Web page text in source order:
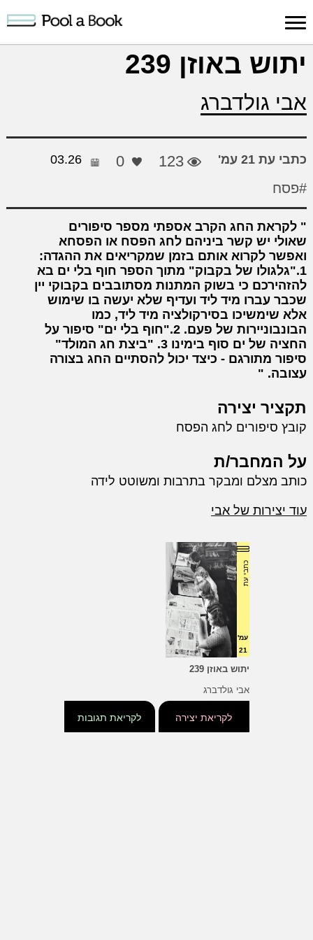
כניסה למערכת
יצירה
חיפוש
יצירה
יתוש באוזן 239
אבי גולדברג
כתבי עת 21 עמ' 123
0
03.26
#פסח
לקראת החג הקרב אספתי מספר סיפורים
שאולי יש קשר ביניהם לחג הפסח או הפסחא
ואפשר לקרוא אותם בזמן שמקריאים את ההגדה:
1."גלגולו של בקבוק" מתוך הספר חוף בלי ים בא
להזהירכם כי בשוק המתנות מסתובבים בקבוקי יין
שכבר עברו מיד ליד ועדיף שלא יעשה בו שימוש
אלא שימשיכו בסירקולציה מיד ליד, כמו
הבונבוניירות של פעם. 2."חוף בלי ים" סיפור על
החציה של ים סוף בימינו 3. "ביצת חג המולד"
סיפור מתורגם - כיצד יכול להסתיים החג בצורה
עצובה.
תקציר יצירה
קובץ סיפורים לחג הפסח
על המחבר/ת
כותב מצלם ומבקר בתרבות ומשוטט לידה
עוד יצירות של אבי
כתבי עת
עמ'
21
יתוש באוזן 239
אבי גולדברג
לקריאת תגובות לקריאת יצירה